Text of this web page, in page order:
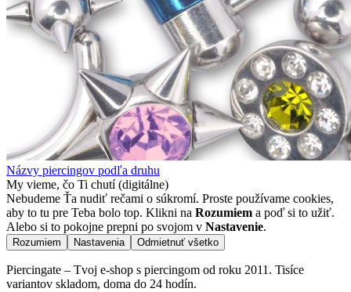
Názvy piercingov podľa druhu
My vieme, čo Ti chutí (digitálne)
Nebudeme Ťa nudiť rečami o súkromí. Proste používame cookies,
aby to tu pre Teba bolo top. Klikni na Rozumiem a poď si to užiť.
Alebo si to pokojne prepni po svojom v Nastavenie.
Rozumiem Nastavenia Odmietnuť všetko
Piercingate – Tvoj e-shop s piercingom od roku 2011. Tisíce
variantov skladom, doma do 24 hodín.